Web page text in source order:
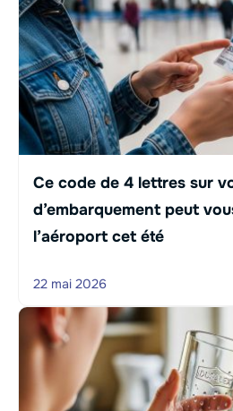
Ce code de 4 lettres sur
d’embarquement peut
l’aéroport cet été
22 mai 2026